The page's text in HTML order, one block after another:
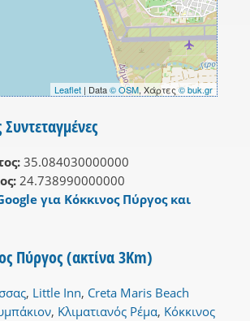
Leaflet | Data© OSM, Χάρτες © buk.gr
35.084030000000
24.738990000000
για Κόκκινος Πύργος και
Πύργος (ακτίνα 3Km)
, Little Inn, Creta Maris Beach
, Κλιματιανός Ρέμα, Κόκκινος